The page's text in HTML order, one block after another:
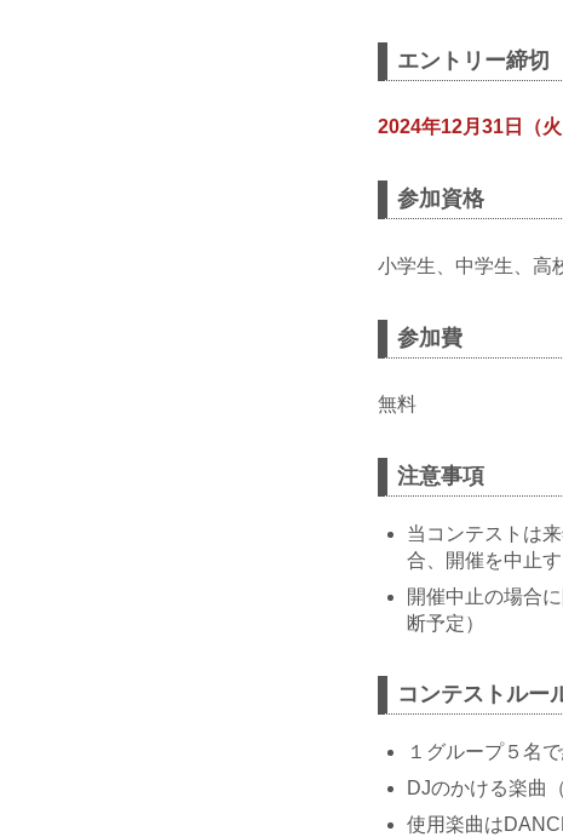
エントリー締切
2024年12月31日（
参加資格
小学生、中学生、高
参加費
無料
注意事項
当コンテストは
合、開催を中止
開催中止の場合
断予定）
コンテストルー
１グループ５名
DJのかける楽曲
使用楽曲は